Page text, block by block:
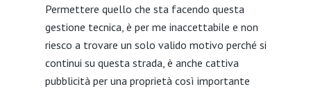
Permettere quello che sta facendo questa
gestione tecnica, è per me inaccettabile e non
riesco a trovare un solo valido motivo perché si
continui su questa strada, è anche cattiva
pubblicità per una proprietà così importante